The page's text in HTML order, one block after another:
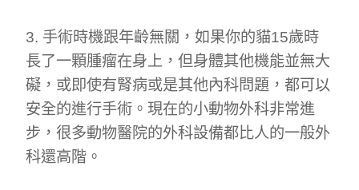
3. 手術時機跟年齡無關，如果你的貓15歲時
長了一顆腫瘤在身上，但身體其他機能並無大
礙，或即使有腎病或是其他內科問題，都可以
安全的進行手術。現在的小動物外科非常進
步，很多動物醫院的外科設備都比人的一般外
科還高階。